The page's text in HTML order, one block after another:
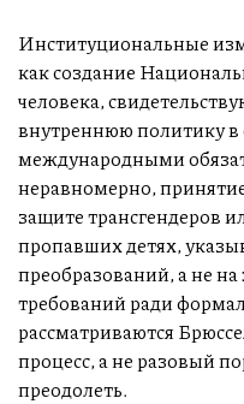
Институциональные
как создание
человека,
внутреннюю политику в
международными
неравномерно,
защите трансгендеров
пропавших детях,
преобразований, а не
требований ради
рассматриваются
процесс, а не разовый
преодолеть.